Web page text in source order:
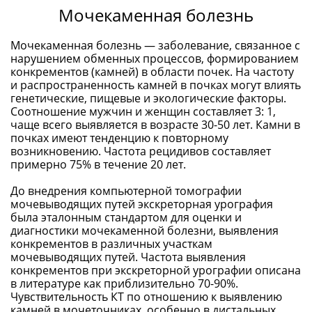
Мочекаменная болезнь
Мочекаменная болезнь — заболевание, связанное с
нарушением обменных процессов, формированием
конкрементов (камней) в области почек. На частоту
и распространенность камней в почках могут влиять
генетические, пищевые и экологические факторы.
Соотношение мужчин и женщин составляет 3: 1,
чаще всего выявляется в возрасте 30-50 лет. Камни в
почках имеют тенденцию к повторному
возникновению. Частота рецидивов составляет
примерно 75% в течение 20 лет.
До внедрения компьютерной томографии
мочевыводящих путей экскреторная урография
была эталонным стандартом для оценки и
диагностики мочекаменной болезни, выявления
конкрементов в различных участкам
мочевыводящих путей. Частота выявления
конкрементов при экскреторной урографии описана
в литературе как приблизительно 70-90%.
Чувствительность КТ по отношению к выявлению